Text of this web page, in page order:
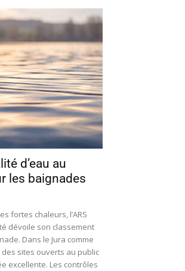
d’eau au
les baignades
fortes chaleurs, l’ARS
dévoile son classement
Dans le Jura comme
sites ouverts au public
excellente. Les contrôles